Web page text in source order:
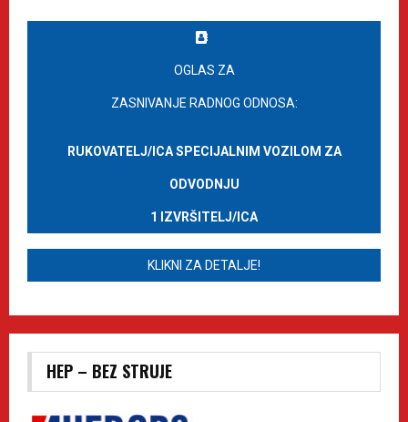
OGLAS ZA
ZASNIVANJE RADNOG ODNOSA:
RUKOVATELJ/ICA SPECIJALNIM VOZILOM ZA
ODVODNJU
1 IZVRŠITELJ/ICA
KLIKNI ZA DETALJE!
HEP – BEZ STRUJE